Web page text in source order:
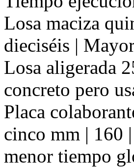
Losa maciza
dieciséis |
Losa aligerada
concreto pero
Placa
cinco mm | 160
menor tiempo